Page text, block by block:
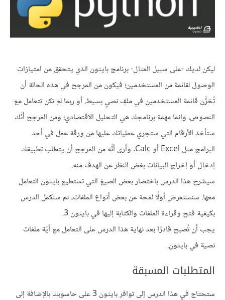
ليكن لديك -على سبيل المثال- برنامج بايثون الذي يتحقق من امتيازات
الوصول لقائمة من المستخدمين؛ فيكون من المرجح في هذه الحالة أن
تُخزَّن قائمة المستخدمين في ملفٍ نصيٍ بسيط. أو ربما لم تكن تتعامل مع
النصوص، وإنما مهمة برنامجك هي التحليل الاقتصادي؛ ومن المرجح أنَّك
ستأخذ الأرقام التي ستجري عملياتك عليها من ورقة عمل في أحد
البرامج مثل Excel أو Calc. وأرى أنَّه من المرجح أن يتطلب تطبيقك
إدخال أو إخراج البيانات بغض النظر عن الهدف منه.
سيشرح هذا الدرس باختصار بعض الصيغ التي تستطيع بايثون التعامل
معها. سنستعرض أولًا لمحة عن بعض أنواع الملفات، ثم سنكمل الدرس
بكيفية فتح وقراءة الملفات والكتابة إليها في بايثون 3.
يجب أن تُصبح قادرًا بعد نهاية هذا الدرس على التعامل مع أيّة ملفات
نصية في بايثون.
المتطلبات المسبقة
ستحتاج في هذا الدرس إلى توافر بايثون 3 على حاسوبك بالإضافة إلى